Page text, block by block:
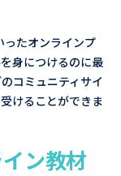
たオンラインプ
身につけるのに最
コミュニティサイ
けることができま
ン教材